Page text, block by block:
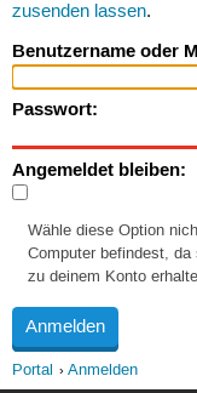
zusenden lassen.
Benutzername oder
Passwort:
Angemeldet bleiben:
Wähle diese Option
Computer befindest,
zu deinem Konto
Portal Anmelden